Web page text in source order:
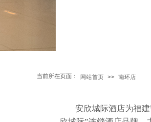
当前所在页面： 网站首页 >> 南环店
安欣城际酒店为福